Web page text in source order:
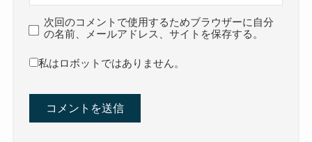
次回のコメントで使用するためブラウザーに自分
の名前、メールアドレス、サイトを保存する。
私はロボットではありません。